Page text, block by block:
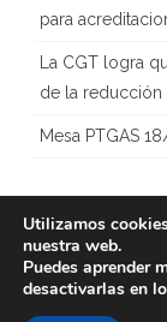
para
La CGT logra
de la
Mesa PTGAS
Copyright 2023
Utilizamos
nuestra web.
Puedes aprender
desactivarlas en